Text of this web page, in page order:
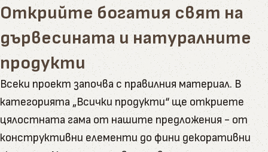
Открийте богатия свят на
дървесината и натуралните
продукти
Всеки проект започва с правилния материал. В
категорията „Всички продукти“ ще откриете
цялостната гама от нашите предложения - от
конструктивни елементи до фини декоративни